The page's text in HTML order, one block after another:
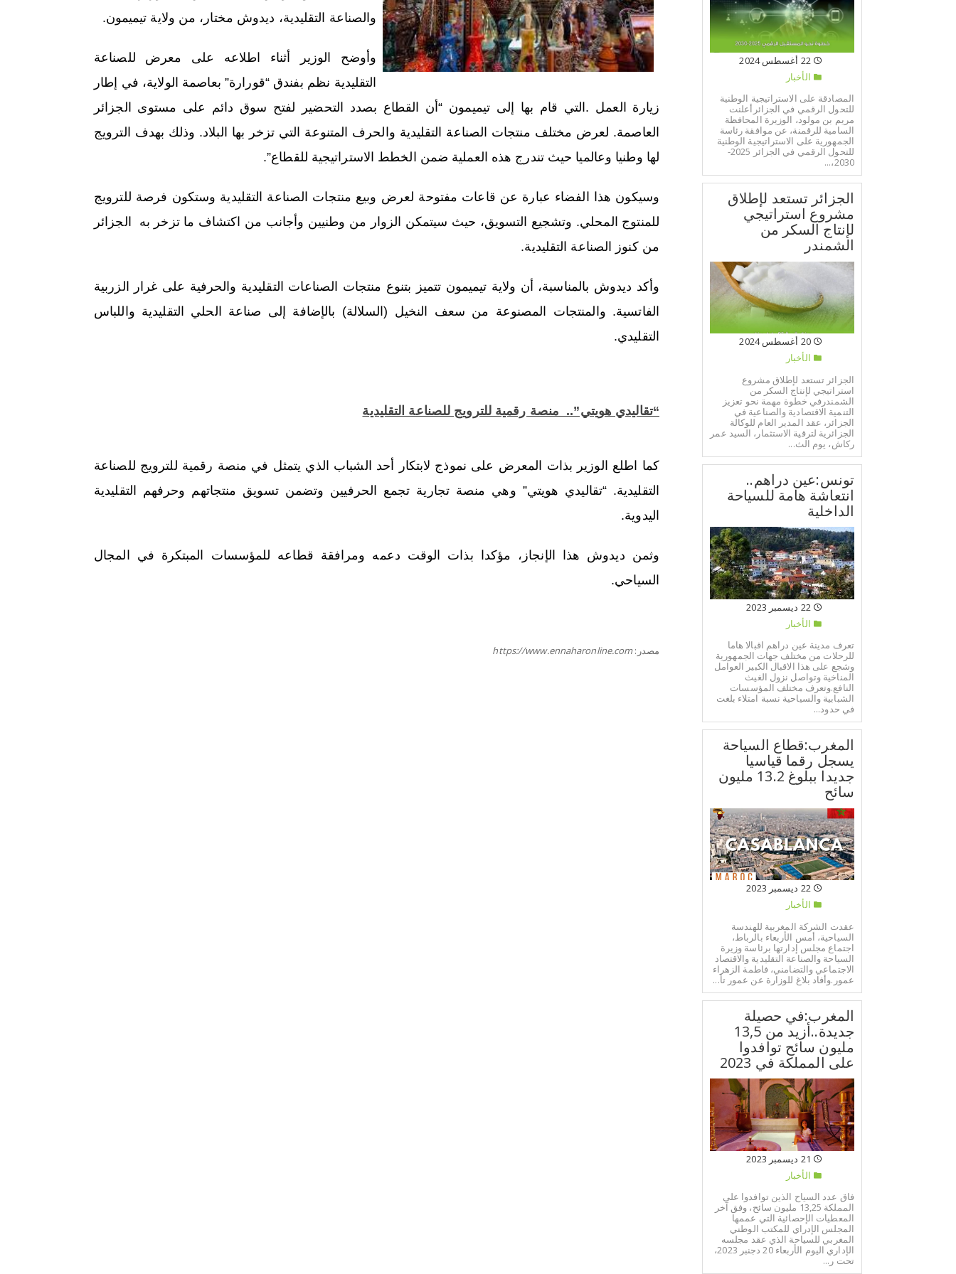
والصناعة التقليدية، ديدوش مختار، من ولاية تيميمون.
وأوضح الوزير أثناء اطلاعه على معرض للصناعة
التقليدية نظم بفندق “قورارة” بعاصمة الولاية، في إطار
زيارة العمل .التي قام بها إلى تيميمون “أن القطاع بصدد التحضير لفتح سوق دائم على مستوى الجزائر
العاصمة. لعرض مختلف منتجات الصناعة التقليدية والحرف المتنوعة التي تزخر بها البلاد. وذلك بهدف الترويج
لها وطنيا وعالميا حيث تندرج هذه العملية ضمن الخطط الاستراتيجية للقطاع”.
وسيكون هذا الفضاء عبارة عن قاعات مفتوحة لعرض وبيع منتجات الصناعة التقليدية وستكون فرصة للترويج
للمنتوج المحلي. وتشجيع التسويق، حيث سيتمكن الزوار من وطنيين وأجانب من اكتشاف ما تزخر به الجزائر
من كنوز الصناعة التقليدية.
وأكد ديدوش بالمناسبة، أن ولاية تيميمون تتميز بتنوع منتجات الصناعات التقليدية والحرفية على غرار الزربية
الفاتسية. والمنتجات المصنوعة من سعف النخيل (السلالة) بالإضافة إلى صناعة الحلي التقليدية واللباس
التقليدي.
“تقاليدي هويتي”.. منصة رقمية للترويج للصناعة التقليدية
كما اطلع الوزير بذات المعرض على نموذج لابتكار أحد الشباب الذي يتمثل في منصة رقمية للترويج للصناعة
التقليدية. “تقاليدي هويتي” وهي منصة تجارية تجمع الحرفيين وتضمن تسويق منتجاتهم وحرفهم التقليدية
اليدوية.
وثمن ديدوش هذا الإنجاز، مؤكدا بذات الوقت دعمه ومرافقة قطاعه للمؤسسات المبتكرة في المجال
السياحي.
مصدر:https://www.ennaharonline.com
22 أغسطس 2024
الأخبار
المصادقة على الاستراتيجية الوطنية
للتحول الرقمي في الجزائرأعلنت
مريم بن مولود، الوزيرة المحافظة
السامية للرقمنة، عن موافقة رئاسة
الجمهورية على الاستراتيجية الوطنية
للتحول الرقمي في الجزائر 2025-
2030،...
الجزائر تستعد لإطلاق
مشروع استراتيجي
لإنتاج السكر من
الشمندر
20 أغسطس 2024
الأخبار
الجزائر تستعد لإطلاق مشروع
استراتيجي لإنتاج السكر من
الشمندرفي خطوة مهمة نحو تعزيز
التنمية الاقتصادية والصناعية في
الجزائر، عقد المدير العام للوكالة
الجزائرية لترقية الاستثمار، السيد عمر
ركاش، يوم الث...
تونس:عين دراهم..
انتعاشة هامة للسياحة
الداخلية
22 ديسمبر 2023
الأخبار
تعرف مدينة عين دراهم اقبالا هاما
للرحلات من مختلف جهات الجمهورية
وشجع على هذا الاقبال الكبير العوامل
المناخية وتواصل نزول الغيث
النافع.وتعرف مختلف المؤسسات
الشبابية والسياحية نسبة امتلاء بلغت
في حدود...
المغرب:قطاع السياحة
يسجل رقما قياسيا
جديدا ببلوغ 13.2 مليون
سائح
22 ديسمبر 2023
الأخبار
عقدت الشركة المغربية للهندسة
السياحية، أمس الأربعاء بالرباط،
اجتماع مجلس إدارتها برئاسة وزيرة
السياحة والصناعة التقليدية والاقتصاد
الاجتماعي والتضامني، فاطمة الزهراء
عمور.وأفاد بلاغ للوزارة عن عمور تأ...
المغرب:في حصيلة
جديدة..أزيد من 13,5
مليون سائح توافدوا
على المملكة في 2023
الأخبار
فاق عدد السياح الذين توافدوا على
المملكة 13,25 مليون سائح، وفق آخر
المعطيات الإحصائية التي عممها
المجلس الإدراي للمكتب الوطني
المغربي للسياحة الذي عقد مجلسه
الإداري اليوم الأربعاء 20 دجنبر 2023،
تحت ر...